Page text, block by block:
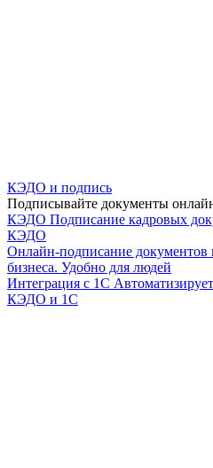
КЭДО и подпись
Подписывайте документы
КЭДО Подписание кадровых
КЭДО
Онлайн-подписание документов
бизнеса. Удобно для людей
Интеграция с 1С
КЭДО и 1С